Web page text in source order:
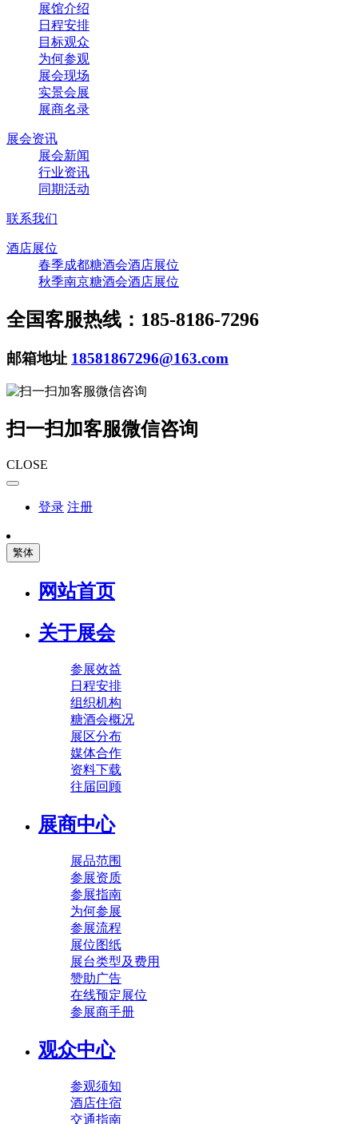
展馆介绍
日程安排
目标观众
为何参观
展会现场
实景会展
展商名录
展会资讯
展会新闻
行业资讯
同期活动
联系我们
酒店展位
春季成都糖酒会酒店展位
秋季南京糖酒会酒店展位
全国客服热线：185-8186-7296
邮箱地址 18581867296@163.com
扫一扫加客服微信咨询
CLOSE
登录 注册
繁体
网站首页
关于展会
参展效益
日程安排
组织机构
糖酒会概况
展区分布
媒体合作
资料下载
往届回顾
展商中心
展品范围
参展资质
参展指南
为何参展
参展流程
展位图纸
展台类型及费用
赞助广告
在线预定展位
参展商手册
观众中心
参观须知
酒店住宿
交通指南